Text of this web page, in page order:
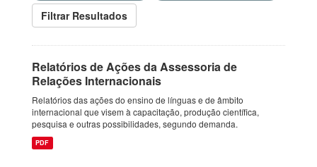
Filtrar Resultados
Relatórios de Ações da Assessoria de
Relações Internacionais
Relatórios das ações do ensino de línguas e de âmbito
internacional que visem à capacitação, produção científica,
pesquisa e outras possibilidades, segundo demanda.
PDF